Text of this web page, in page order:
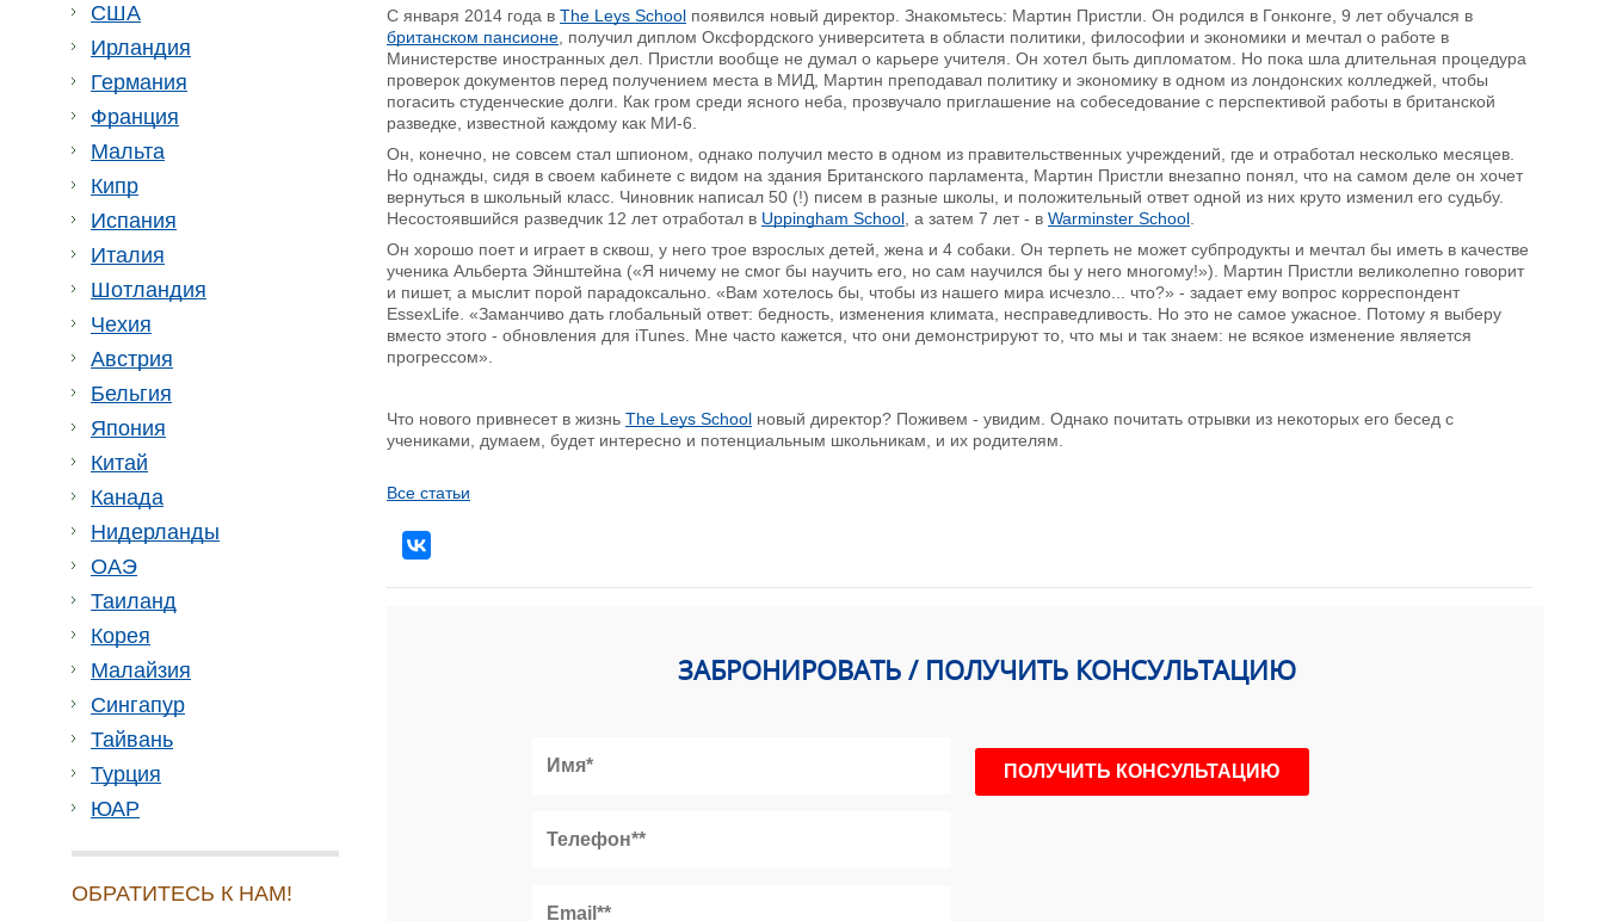
США
Ирландия
Германия
Франция
Мальта
Кипр
Испания
Италия
Шотландия
Чехия
Австрия
Бельгия
Япония
Китай
Канада
Нидерланды
ОАЭ
Таиланд
Корея
Малайзия
Сингапур
Тайвань
Турция
ЮАР
ОБРАТИТЕСЬ К НАМ!
С января 2014 года в The Leys School появился новый директор. Знакомьтесь: Мартин Пристли. Он родился в Гонконге, 9 лет обучался в
британском пансионе , получил диплом Оксфордского университета в области политики, философии и экономики и мечтал о работе в
Министерстве иностранных дел. Пристли вообще не думал о карьере учителя. Он хотел быть дипломатом. Но пока шла длительная процедура
проверок документов перед получением места в МИД, Мартин преподавал политику и экономику в одном из лондонских колледжей, чтобы
погасить студенческие долги. Как гром среди ясного неба, прозвучало приглашение на собеседование с перспективой работы в британской
разведке, известной каждому как МИ-6.
Он, конечно, не совсем стал шпионом, однако получил место в одном из правительственных учреждений, где и отработал несколько месяцев.
Но однажды, сидя в своем кабинете с видом на здания Британского парламента, Мартин Пристли внезапно понял, что на самом деле он хочет
вернуться в школьный класс. Чиновник написал 50 (!) писем в разные школы, и положительный ответ одной из них круто изменил его судьбу.
Несостоявшийся разведчик 12 лет отработал в Uppingham School , а затем 7 лет - в Warminster School
Он хорошо поет и играет в сквош, у него трое взрослых детей, жена и 4 собаки. Он терпеть не может субпродукты и мечтал бы иметь в качестве
ученика Альберта Эйнштейна («Я ничему не смог бы научить его, но сам научился бы у него многому!»). Мартин Пристли великолепно говорит
и пишет, а мыслит порой парадоксально. «Вам хотелось бы, чтобы из нашего мира исчезло... что?» - задает ему вопрос корреспондент
EssexLife. «Заманчиво дать глобальный ответ: бедность, изменения климата, несправедливость. Но это не самое ужасное. Потому я выберу
вместо этого - обновления для iTunes. Мне часто кажется, что они демонстрируют то, что мы и так знаем: не всякое изменение является
прогрессом».
Что нового привнесет в жизнь The Leys School новый директор? Поживем - увидим. Однако почитать отрывки из некоторых его бесед с
учениками, думаем, будет интересно и потенциальным школьникам, и их родителям.
Все статьи
ЗАБРОНИРОВАТЬ / ПОЛУЧИТЬ КОНСУЛЬТАЦИЮ